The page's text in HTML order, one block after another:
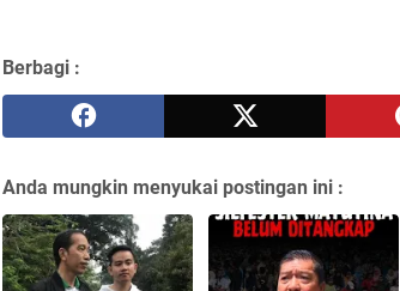
Berbagi :
Anda mungkin menyukai postingan ini :